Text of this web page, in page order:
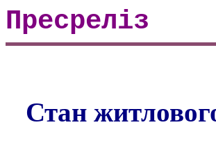
Пресреліз
Стан